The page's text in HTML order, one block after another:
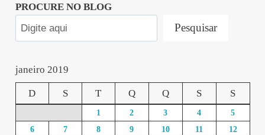
PROCURE NO BLOG
Pesquisar
janeiro 2019
D S T Q Q S S
1 2 3 4
5
6
7 8 9 10 11
12